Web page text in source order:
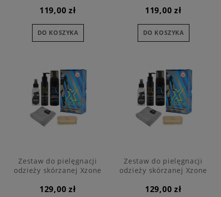
119,00 zł
DO KOSZYKA
119,00 zł
DO KOSZYKA
Zestaw do pielęgnacji
odzieży skórzanej Xzone
129,00 zł
Zestaw do pielęgnacji
odzieży skórzanej Xzone
129,00 zł